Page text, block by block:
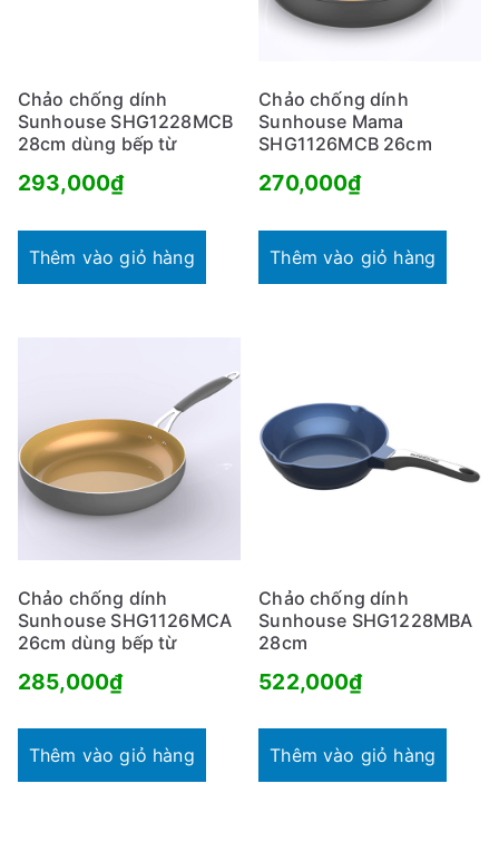
Chảo chống dính
Sunhouse SHG1228MCB
28cm dùng bếp từ
293,000₫
Thêm vào giỏ hàng
Chảo chống dính
Sunhouse Mama
SHG1126MCB 26cm
270,000₫
Thêm vào giỏ hàng
Chảo chống dính
Sunhouse SHG1126MCA
26cm dùng bếp từ
285,000₫
Thêm vào giỏ hàng
Chảo chống dính
Sunhouse SHG1228MBA
28cm
522,000₫
Thêm vào giỏ hàng